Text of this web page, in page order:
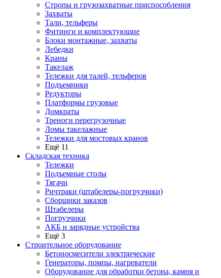
Стропы и грузозахватные приспособления
Захваты
Тали, тельферы
Фитинги и комплектующие
Блоки монтажные, захваты
Лебедки
Краны
Такелаж
Тележки для талей, тельферов
Подъемники
Редукторы
Платформы грузовые
Домкраты
Треноги перегрузочные
Ломы такелажные
Тележки для мостовых кранов
Ещё 11
Складская техника
Тележки
Подъемные столы
Тягачи
Ричтраки (штабелеры-погрузчики)
Сборщики заказов
Штабелеры
Погрузчики
АКБ и зарядные устройства
Ещё 3
Строительное оборудование
Бетоносмесители электрические
Генераторы, помпы, нагреватели
Оборудование для обработки бетона, камня и